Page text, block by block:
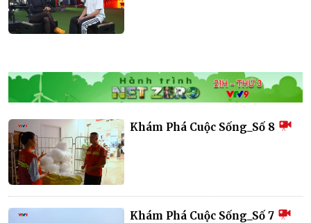
Khám Phá Cuộc Sống_Số 8
Khám Phá Cuộc Sống_Số 7